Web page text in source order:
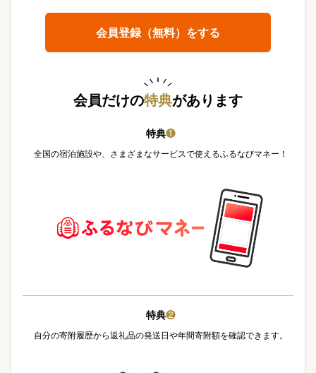
会員登録（無料）をする
会員だけの特典があります
特典❶
全国の宿泊施設や、さまざまなサービスで使えるふるなびマネー！
特典❷
自分の寄附履歴から返礼品の発送日や年間寄附額を確認できます。